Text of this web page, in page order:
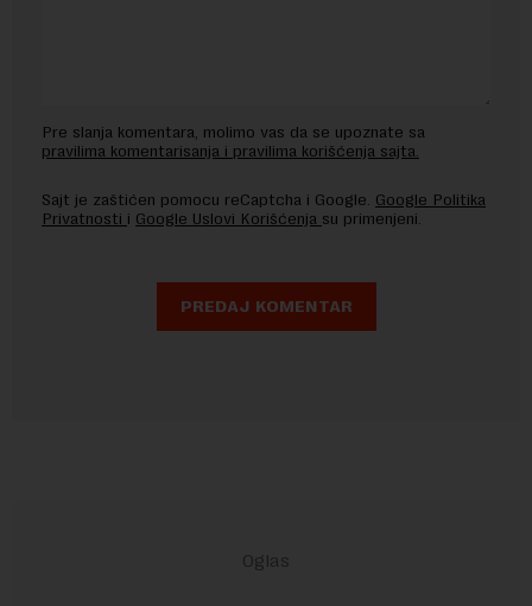
Pre slanja komentara, molimo vas da se upoznate sa
pravilima komentarisanja i pravilima korišćenja sajta.
Sajt je zaštićen pomocu reCaptcha i Google. Google Politika
Privatnosti i Google Uslovi Korišćenja su primenjeni.